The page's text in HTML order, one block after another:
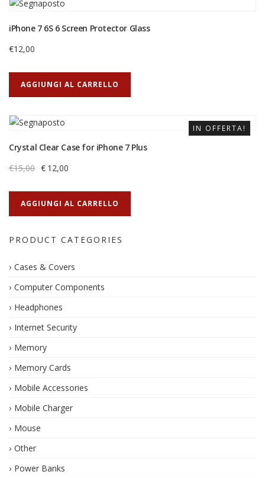
iPhone 7 6S 6 Screen Protector Glass
€12,00
AGGIUNGI AL CARRELLO
IN OFFERTA!
Crystal Clear Case for iPhone 7 Plus
€15,00 € 12,00
AGGIUNGI AL CARRELLO
PRODUCT CATEGORIES
Cases & Covers
Computer Components
Headphones
Internet Security
Memory
Memory Cards
Mobile Accessories
Mobile Charger
Mouse
Other
Power Banks